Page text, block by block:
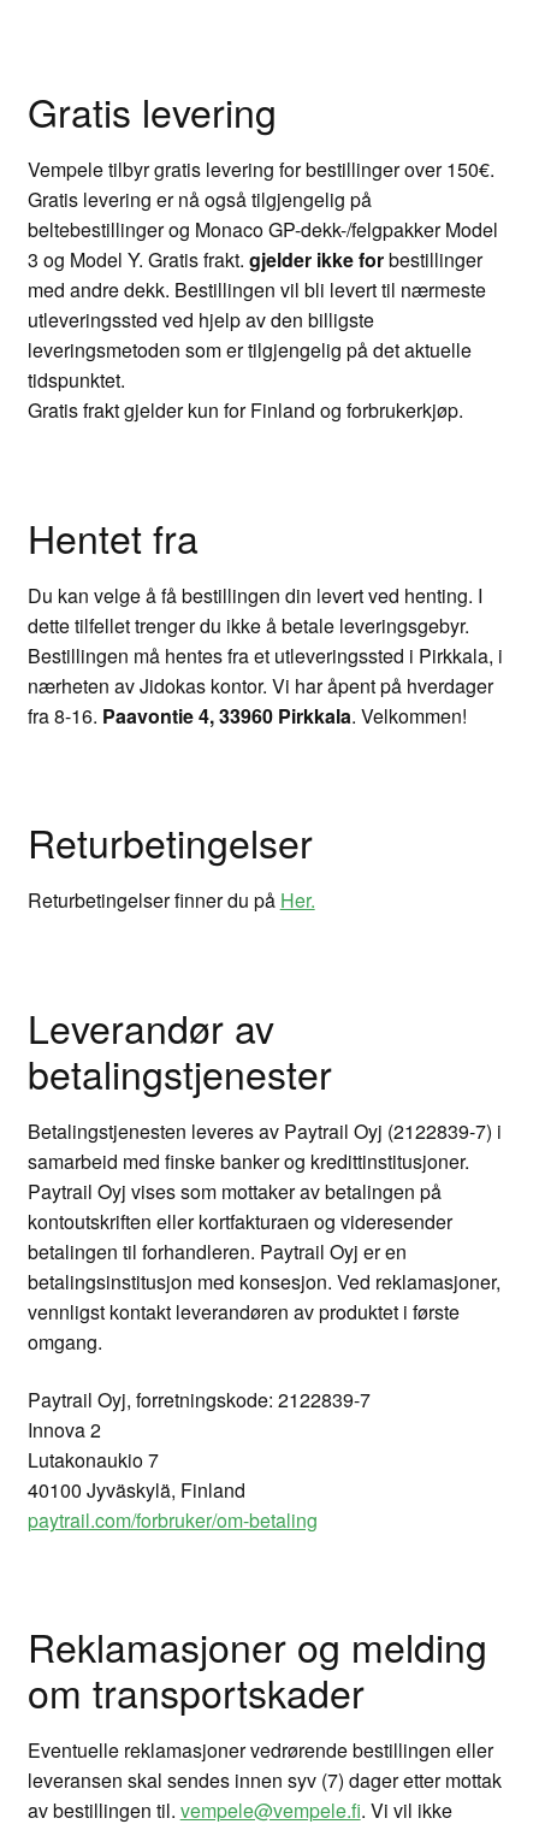
Gratis levering
Vempele tilbyr gratis levering for bestillinger over 150€.
Gratis levering er nå også tilgjengelig på
beltebestillinger og Monaco GP-dekk-/felgpakker Model
3 og Model Y. Gratis frakt. gjelder ikke forbestillinger
med andre dekk. Bestillingen vil bli levert til nærmeste
utleveringssted ved hjelp av den billigste
leveringsmetoden som er tilgjengelig på det aktuelle
tidspunktet.
Gratis frakt gjelder kun for Finland og forbrukerkjøp.
Hentet fra
Du kan velge å få bestillingen din levert ved henting. I
dette tilfellet trenger du ikke å betale leveringsgebyr.
Bestillingen må hentes fra et utleveringssted i Pirkkala, i
nærheten av Jidokas kontor. Vi har åpent på hverdager
fra 8-16. Paavontie 4, 33960 Pirkkala. Velkommen!
Returbetingelser
Returbetingelser finner du på Her.
Leverandør av
betalingstjenester
Betalingstjenesten leveres av Paytrail Oyj (2122839-7) i
samarbeid med finske banker og kredittinstitusjoner.
Paytrail Oyj vises som mottaker av betalingen på
kontoutskriften eller kortfakturaen og videresender
betalingen til forhandleren. Paytrail Oyj er en
betalingsinstitusjon med konsesjon. Ved reklamasjoner,
vennligst kontakt leverandøren av produktet i første
omgang.
Paytrail Oyj, forretningskode: 2122839-7
Innova 2
Lutakonaukio 7
40100 Jyväskylä, Finland
paytrail.com/forbruker/om-betaling
Reklamasjoner og melding
om transportskader
Eventuelle reklamasjoner vedrørende bestillingen eller
leveransen skal sendes innen syv (7) dager etter mottak
av bestillingen til. vempele@vempele.fi. Vi vil ikke